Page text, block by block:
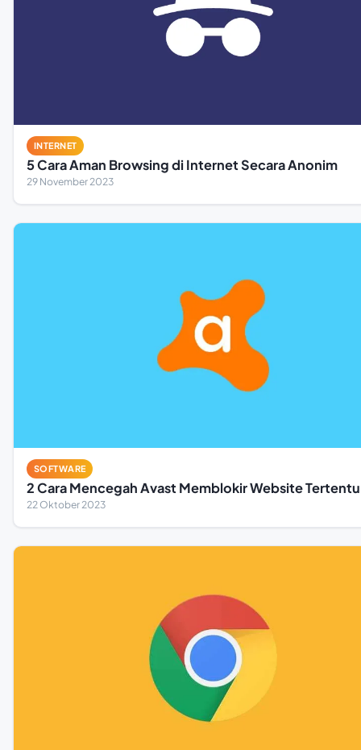
INTERNET
5 Cara Aman Browsing di Internet Secara Anonim
29 November 2023
SOFTWARE
2 Cara Mencegah Avast Memblokir Website Tertentu
22 Oktober 2023